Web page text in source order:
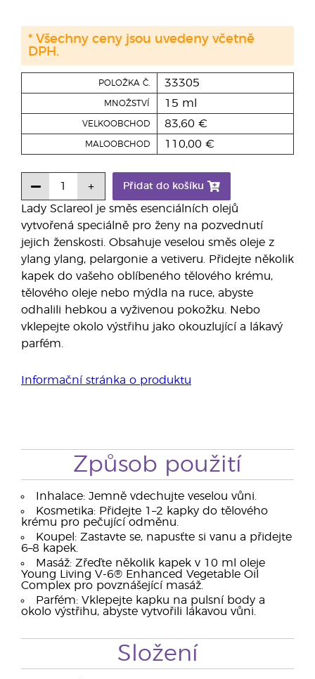
Lady Sclareol je směs esenciálních olejů
vytvořená speciálně pro ženy na pozvednutí
jejich ženskosti. Obsahuje veselou směs oleje z
ylang ylang, pelargonie a vetiveru. Přidejte několik
kapek do vašeho oblíbeného tělového krému,
tělového oleje nebo mýdla na ruce, abyste
odhalili hebkou a vyživenou pokožku. Nebo
vklepejte okolo výstřihu jako okouzlující a lákavý
parfém.
Informační stránka o produktu
POLOŽKA Č. 33305
MNOŽSTVÍ 15 ml
VELKOOBCHOD 83,60 €
MALOOBCHOD 110,00 €
Přidat do košíku
* Všechny ceny jsou uvedeny včetně
DPH.
Způsob použití
Inhalace: Jemně vdechujte veselou vůni.
Kosmetika: Přidejte 1–2 kapky do tělového
krému pro pečující odměnu.
Koupel: Zastavte se, napusťte si vanu a přidejte
6–8 kapek.
Masáž: Zřeďte několik kapek v 10 ml oleje
Young Living V-6® Enhanced Vegetable Oil
Complex pro povznášející masáž.
Parfém: Vklepejte kapku na pulsní body a
okolo výstřihu, abyste vytvořili lákavou vůni.
Složení